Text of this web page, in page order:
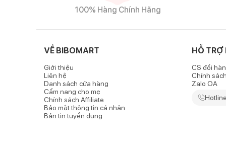
Đặc điểm nổi bật của sản phẩm
không làm xước da bé khi mặc, êm dịu với cả
- Khả năng co giãn tốt của bộ quần áo giúp bé thoải
Gấu áo có dây rút, quần lưng chun tiện lợi
- Gấu áo được thiết kế thêm dây rút tiện lợi, dễ thao
trang phục của bé được gọn gàng, khỏe khoắn hơn.
- Chun quần có độ co giãn rất tốt, giúp ba mẹ và cả
100% Hàng Chính Hãng
VỀ BIBOMART
Giới thiệu
Liên hệ
Danh sách cửa hàng
Cẩm nang cho mẹ
Chính sách Affiliate
Bảo mật thông tin cá nhân
Bản tin tuyển dụng
HỖ TRỢ
CS đổi
Chính
Zalo OA
Hotline